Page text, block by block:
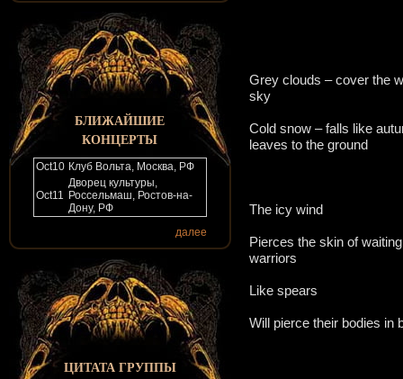
БЛИЖАЙШИЕ
КОНЦЕРТЫ
Oct10 Клуб Вольта, Москва, РФ
Oct11
Дворец культуры,
Россельмаш, Ростов-на-
Дону, РФ
далее
ЦИТАТА ГРУППЫ
Grey clouds – cover the
sky
Cold snow – falls like
leaves to the ground
The icy wind
Pierces the skin of waiting
warriors
Like spears
Will pierce their bodies in